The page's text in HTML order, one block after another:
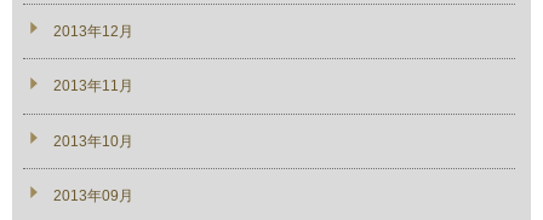
2013年12月
2013年11月
2013年10月
2013年09月